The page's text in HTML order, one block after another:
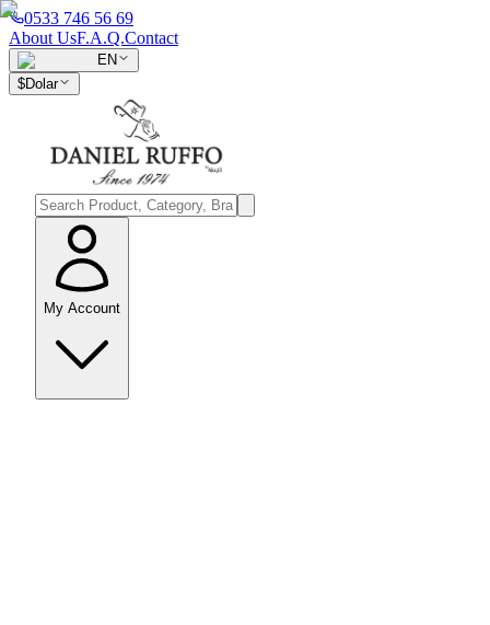
0533 746 56 69
About UsF.A.Q.Contact
EN
$Dolar
My Account